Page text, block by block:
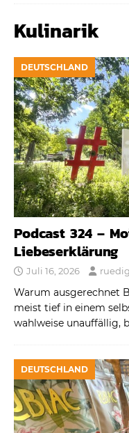
Kulinarik
DEUTSCHLAND
Podcast 324 –
Liebeserklärung
Juli 16, 2026
Warum ausgerechnet
meist tief in einem
wahlweise unauffällig,
DEUTSCHLAND